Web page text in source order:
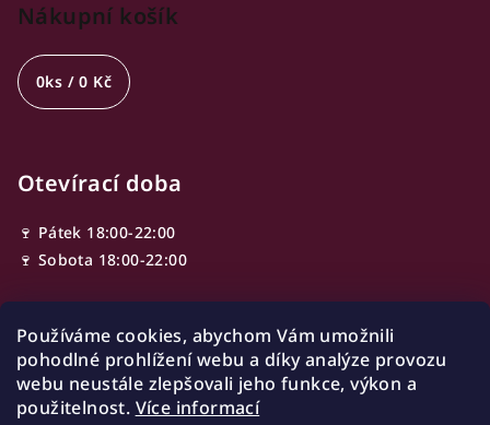
Používáme cookies, abychom Vám umožnili
pohodlné prohlížení webu a díky analýze provozu
webu neustále zlepšovali jeho funkce, výkon a
použitelnost. Více informací
Nákupní košík
0ks /0 Kč
Otevírací doba
🍷 Pátek 18:00-22:00
🍷 Sobota 18:00-22:00
Adresa
Ve Smečkách 603/13,
110 00 Nové Město